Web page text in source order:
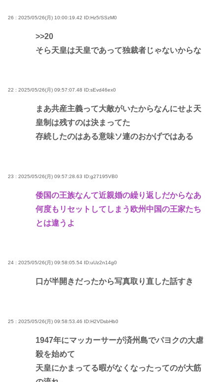
26 : 2025/05/26(月) 10:00:19.42 ID:Hz5/SSzM0
>>20
そら天皇は天皇であって独裁者じゃないからな
22 : 2025/05/26(月) 09:57:07.48 ID:sEvd46ex0
まあ共産主義って大敵がいたからなんにせよ天
皇制は残すのは決まってた
存続したのはある意味ソ連のおかげではある
23 : 2025/05/26(月) 09:57:28.63 ID:g27195VB0
倭国の王族なんて近親婚の繰り返しだからなあ
何度もリセットしてしまう欧州中国の王家たち
とは違うよ
24 : 2025/05/26(月) 09:58:05.54 ID:uUz2n14g0
口が半開きだったから写真取り直した話すき
25 : 2025/05/26(月) 09:58:53.46 ID:H2VDsbHb0
1947年にマッカーサーが済州島でパヨクの大虐
殺を始めて
天皇にかまってる暇がなくなったってのが大筋